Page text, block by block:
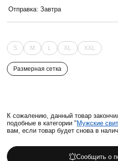
Отправка: Завтра
S M L XL XXL
Размерная сетка
К сожалению, данный товар
подобные в категории "Мужские
вам, если товар будет снова в
Сообщить о